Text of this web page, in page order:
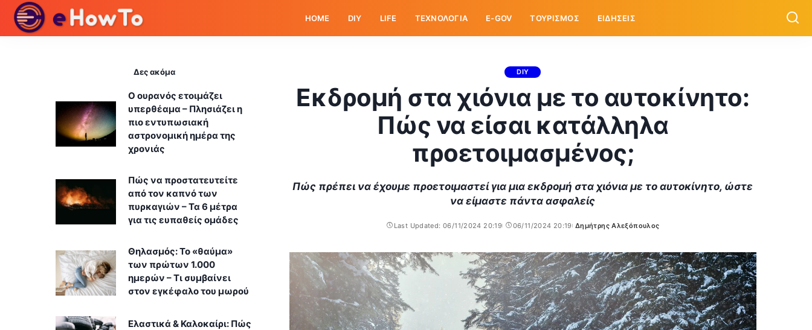
HOME DIY LIFE ΤΕΧΝΟΛΟΓΙΑ E-GOV ΤΟΥΡΙΣΜΟΣ ΕΙΔΗΣΕΙΣ
DIY
Εκδρομή στα χιόνια με το αυτοκίνητο:
Πώς να είσαι κατάλληλα
προετοιμασμένος;
Πώς πρέπει να έχουμε προετοιμαστεί για μια εκδρομή στα χιόνια με το αυτοκίνητο, ώστε
να είμαστε πάντα ασφαλείς
Last Updated: 06/11/2024 20:19 06/11/2024 20:19
Posted
Δημήτρης Αλεξόπουλος
Δες ακόμα
Ο ουρανός ετοιμάζει
υπερθέαμα – Πλησιάζει η
πιο εντυπωσιακή
αστρονομική ημέρα της
χρονιάς
Πώς να προστατευτείτε
από τον καπνό των
πυρκαγιών – Τα 6 μέτρα
για τις ευπαθείς ομάδες
Θηλασμός: Το «θαύμα»
των πρώτων 1.000
ημερών – Τι συμβαίνει
στον εγκέφαλο του μωρού
Ελαστικά & Καλοκαίρι: Πώς